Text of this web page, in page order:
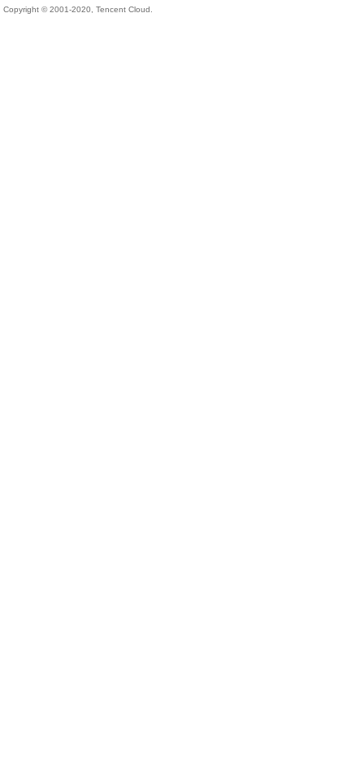
Copyright © 2001-2020, Tencent Cloud.